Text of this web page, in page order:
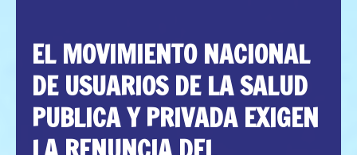
EL MOVIMIENTO NACIONAL
DE USUARIOS DE LA SALUD
PUBLICA Y PRIVADA EXIGEN